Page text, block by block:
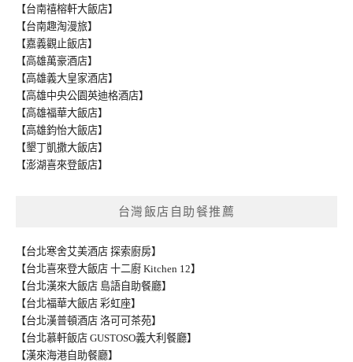
【台南禧榕軒大飯店】
【台南趣淘漫旅】
【嘉義觀止飯店】
【高雄萬豪酒店】
【高雄義大皇家酒店】
【高雄中央公園英迪格酒店】
【高雄福華大飯店】
【高雄鈞怡大飯店】
【墾丁凱撒大飯店】
【澎湖喜來登飯店】
台灣飯店自助餐推薦
【台北寒舍艾美酒店 探索廚房】
【台北喜來登大飯店 十二廚 Kitchen 12】
【台北漢來大飯店 島語自助餐廳】
【台北福華大飯店 彩虹座】
【台北漢普頓酒店 洛可可茶苑】
【台北慕軒飯店 GUSTOSO義大利餐廳】
【漢來海港自助餐廳】